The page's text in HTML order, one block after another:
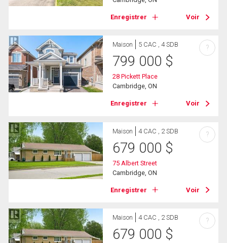
Enregistrer Voir
Maison 5 CAC , 4 SDB
799 000 $
28 Pickett Place
Cambridge, ON
Enregistrer Voir
?
Maison 4 CAC , 2 SDB
679 000 $
75 Albert Street
Cambridge, ON
Enregistrer Voir
?
Maison 4 CAC , 2 SDB
679 000 $
?